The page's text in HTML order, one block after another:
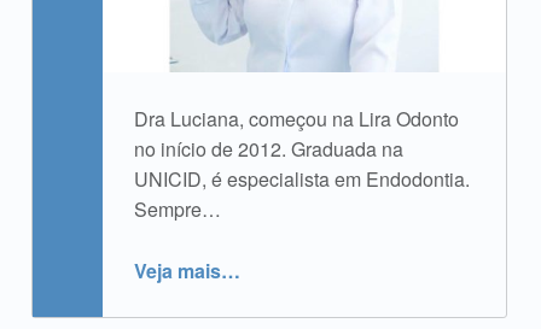
Dra Luciana, começou na Lira Odonto
no início de 2012. Graduada na
UNICID, é especialista em Endodontia.
Sempre…
Veja mais…